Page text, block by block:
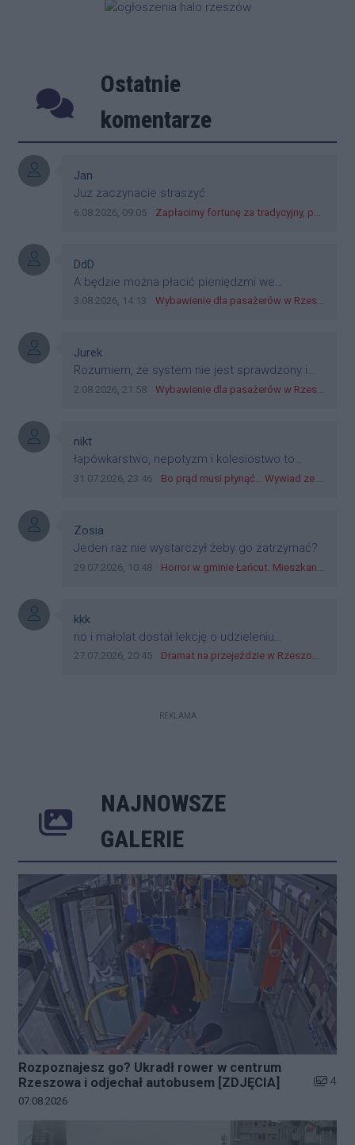
Ostatnie
komentarze
Autor komentarza:
Jan
Treść komentarza:
Juz zaczynacie straszyć
Data dodania komentarza:
6.08.2026, 09:05 Źródło komentarza:
Zapłacimy fortunę za tradycyjny, polski obiad?! Ceny ziemniaków w skupach skoczyły o 265 procent!
Autor komentarza:
DdD
Treść komentarza:
A będzie można płacić pieniędzmi we
wszystkich? Bo banknoty emitowane przez
plastik czy inne bliki. Zakrawa na
dyskryminację.
Data dodania komentarza:
3.08.2026, 14:13 Źródło komentarza:
Wybawienie dla pasażerów w Rzeszowie? W mieście ruszyły testy nowego rozwiązania
Autor komentarza:
Jurek
Treść komentarza:
Rozumiem, że system nie jest sprawdzony i
przetestowany. Wybieram się z mim młodym
przejazdów dadzą radę. Albo ogarną, jak to
teraz młode ludzie mówią.
Data dodania komentarza:
2.08.2026, 21:58 Źródło komentarza:
Wybawienie dla pasażerów w Rzeszowie? W mieście ruszyły testy nowego rozwiązania
Autor komentarza:
nikt
Treść komentarza:
łapówkarstwo, nepotyzm i kolesiostwo to
norma w pge dystrybucja rzeszów, takie ***e
zagorzali pisowcy
Data dodania komentarza:
31.07.2026, 23:46 Źródło komentarza:
Bo prąd musi płynąć... Wywiad ze Zbigniewem Możdżeniem - Dyrektorem Generalnym Oddziału PGE Dystrybucja w Rzeszowie
Autor komentarza:
Zosia
Treść komentarza:
Jeden raz nie wystarczył żeby go zatrzymać?
Data dodania komentarza:
29.07.2026, 10:48 Źródło komentarza:
Horror w gminie Łańcut. Mieszkaniec Rzeszowa terroryzował rodzinę nożem i zaatakował policjantów! [VIDEO]
Autor komentarza:
kkk
Treść komentarza:
no i małolat dostał lekcję o udzieleniu
pierwszeństwa
Data dodania komentarza:
27.07.2026, 20:45 Źródło komentarza:
Dramat na przejeździe w Rzeszowie. 16-latek na hulajnodze wjechał wprost pod szynobus
REKLAMA
NAJNOWSZE
GALERIE
Rozpoznajesz go? Ukradł rower w centrum
Rzeszowa i odjechał autobusem [ZDJĘCIA]
Liczba
4
Data dodania galerii:
07.08.2026